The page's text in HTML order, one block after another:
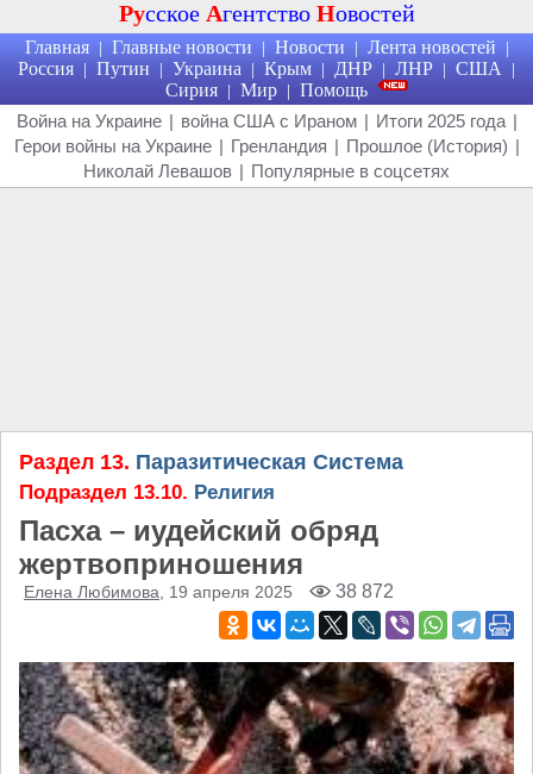
Русское Агентство Новостей
Главная | Главные новости | Новости | Лента новостей |
Россия | Путин | Украина | Крым | ДНР | ЛНР | США |
Сирия | Мир | Помощь
Война на Украине | война США с Ираном | Итоги 2025 года |
Герои войны на Украине | Гренландия | Прошлое (История) |
Николай Левашов | Популярные в соцсетях
Раздел 13. Паразитическая Система
Подраздел 13.10. Религия
Пасха – иудейский обряд
жертвоприношения
Елена Любимова , 19 апреля 2025 38 872